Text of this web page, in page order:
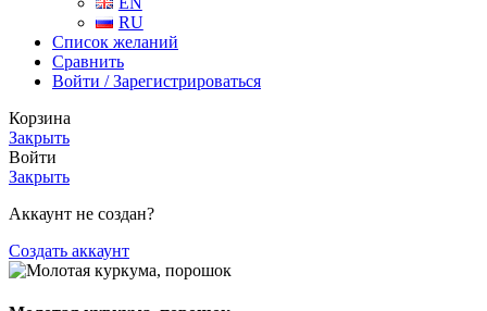
RU
Список желаний
Сравнить
Войти / Зарегистрироваться
Корзина
Закрыть
Войти
Закрыть
Аккаунт не создан?
Создать аккаунт